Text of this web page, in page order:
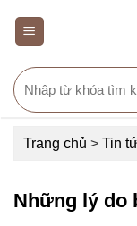
Search
for:
Trang chủ > Tin
Những lý do